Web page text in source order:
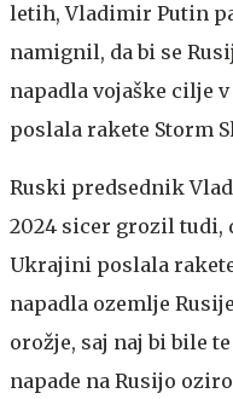
letih, Vladimir Putin
namignil, da bi se
napadla vojaške cilje
poslala rakete Storm
Ruski predsednik
2024 sicer grozil tudi,
Ukrajini poslala
napadla ozemlje
orožje, saj naj bi bile
napade na Rusijo